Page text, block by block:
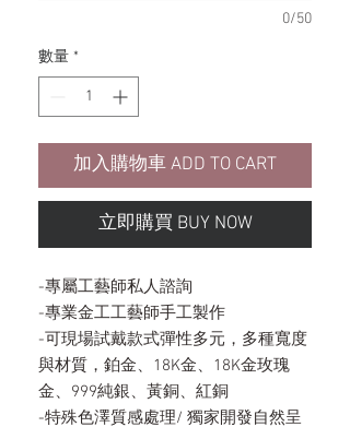
0/50
數量 *
加入購物車 ADD TO CART
立即購買 BUY NOW
-專屬工藝師私人諮詢
-專業金工工藝師手工製作
-可現場試戴款式彈性多元，多種寬度
與材質，鉑金、18K金、18K金玫瑰
金、999純銀、黃銅、紅銅
-特殊色澤質感處理/ 獨家開發自然呈